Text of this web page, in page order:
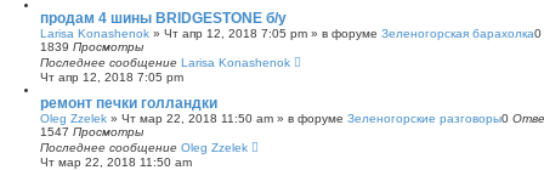
продам 4 шины BRIDGESTONE б/у
Larisa Konashenok » Чт апр 12, 2018 7:05 pm » в форуме Зеленогорская барахолка0
1839 Просмотры
Последнее сообщение Larisa Konashenok
Чт апр 12, 2018 7:05 pm
ремонт печки голландки
Oleg Zzelek » Чт мар 22, 2018 11:50 am » в форуме Зеленогорские разговоры0
1547 Просмотры
Последнее сообщение Oleg Zzelek
Чт мар 22, 2018 11:50 am